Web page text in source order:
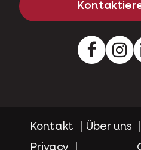
Kontakt Über uns
Privacy